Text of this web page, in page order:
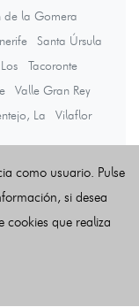
de la Gomera
Santa Úrsula
Tacoronte
Valle Gran Rey
La
Vilaflor
Últimas noticias
como usuario. Pulse
si desea
cookies que realiza